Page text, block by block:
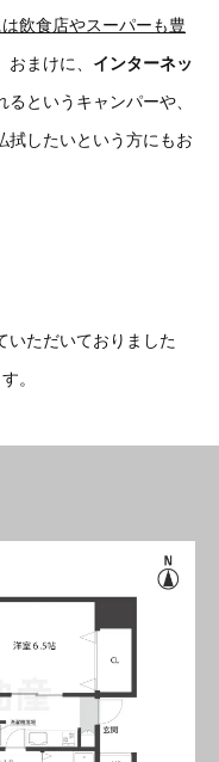
飲食店やスーパーも豊
おまけに、 インターネッ
というキャンパーや、
拭したいという方にもお
いただいておりました
。